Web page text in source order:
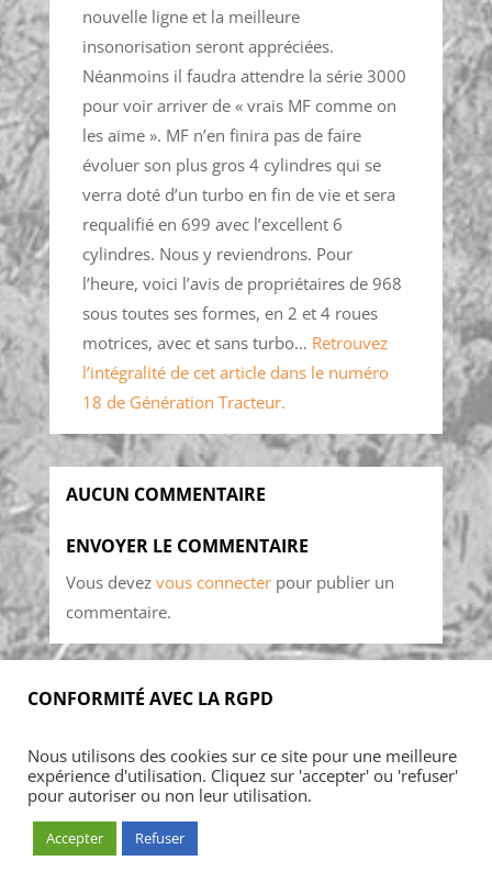
nouvelle ligne et la meilleure
insonorisation seront appréciées.
Néanmoins il faudra attendre la série 3000
pour voir arriver de « vrais MF comme on
les aime ». MF n’en finira pas de faire
évoluer son plus gros 4 cylindres qui se
verra doté d’un turbo en fin de vie et sera
requalifié en 699 avec l’excellent 6
cylindres. Nous y reviendrons. Pour
l’heure, voici l’avis de propriétaires de 968
sous toutes ses formes, en 2 et 4 roues
motrices, avec et sans turbo… Retrouvez
l’intégralité de cet article dans le numéro
18 de Génération Tracteur.
AUCUN COMMENTAIRE
ENVOYER LE COMMENTAIRE
Vous devez vous connecterpour publier un
commentaire.
Foires & manifestations
Petites annonces
Contact
Mon Compte
© ARMADA CONCEPT
CONFORMITÉ AVEC LA RGPD
Nous utilisons des cookies sur ce site pour une meilleure
expérience d'utilisation. Cliquez sur 'accepter' ou 'refuser'
pour autoriser ou non leur utilisation.
Accepter Refuser